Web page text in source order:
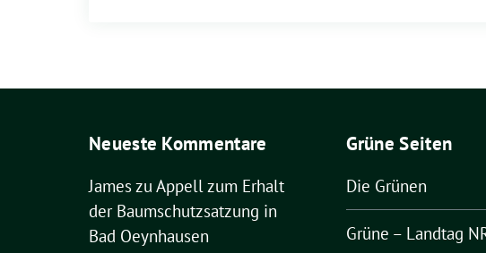
Neueste Kommentare
James zu Appell zum Erhalt
der Baumschutzsatzung in
Bad Oeynhausen
Grüne Seiten
Die Grünen
Grüne – Landtag